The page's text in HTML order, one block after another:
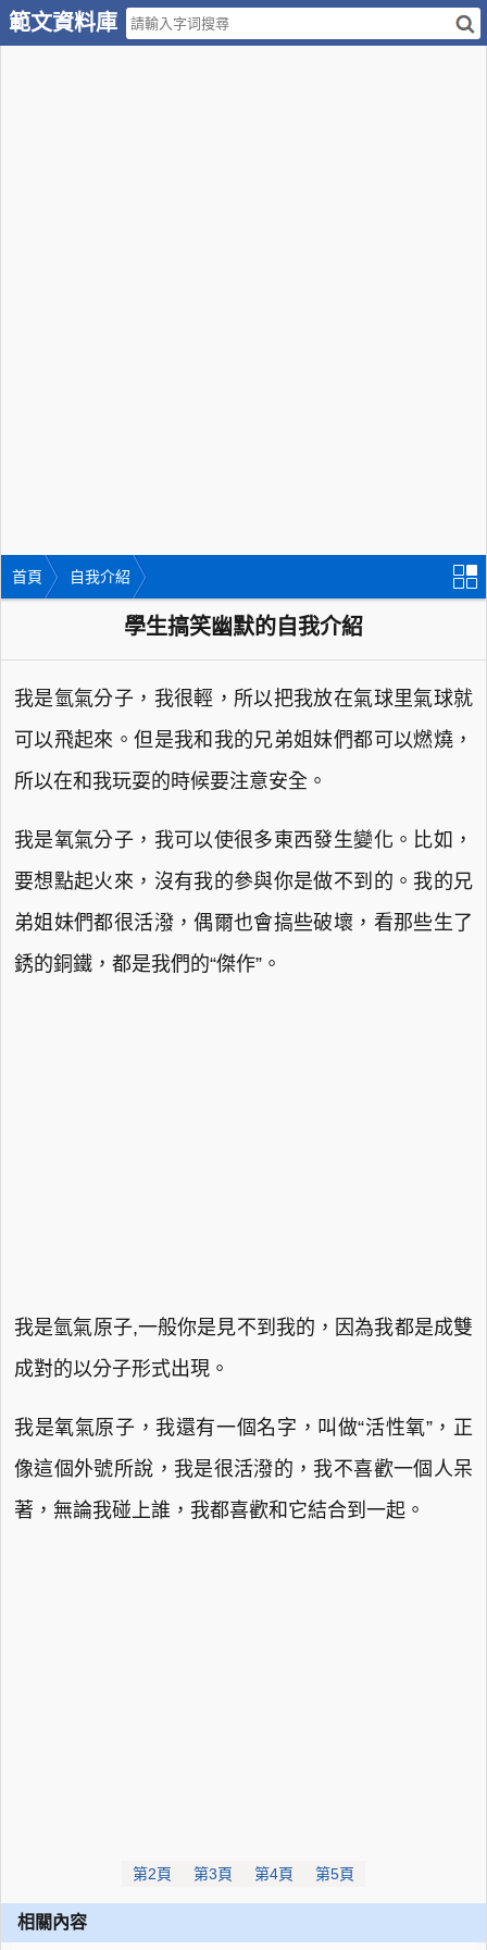
範文資料庫
首頁 自我介紹
學生搞笑幽默的自我介紹
我是氫氣分子，我很輕，所以把我放在氣球里氣球就
可以飛起來。但是我和我的兄弟姐妹們都可以燃燒，
所以在和我玩耍的時候要注意安全。
我是氧氣分子，我可以使很多東西發生變化。比如，
要想點起火來，沒有我的參與你是做不到的。我的兄
弟姐妹們都很活潑，偶爾也會搞些破壞，看那些生了
銹的銅鐵，都是我們的“傑作”。
我是氫氣原子,一般你是見不到我的，因為我都是成雙
成對的以分子形式出現。
我是氧氣原子，我還有一個名字，叫做“活性氧”，正
像這個外號所說，我是很活潑的，我不喜歡一個人呆
著，無論我碰上誰，我都喜歡和它結合到一起。
第2頁 第3頁 第4頁 第5頁
相關內容